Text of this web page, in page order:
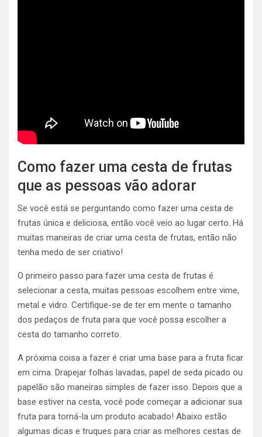
Como fazer uma cesta de frutas
que as pessoas vão adorar
Se você está se perguntando como fazer uma cesta de
frutas única e deliciosa, então você veio ao lugar certo. Há
muitas maneiras de criar uma cesta de frutas, então não
tenha medo de ser criativo!
O primeiro passo para fazer uma cesta de frutas é
selecionar a cesta, muitas pessoas escolhem entre vime,
metal e vidro. Certifique-se de ter em mente o tamanho
dos pedaços de fruta para que você possa escolher a
cesta do tamanho correto.
A próxima coisa a fazer é criar uma base para a fruta ficar
em cima. Drapejar folhas lavadas, papel de seda picado ou
papelão são maneiras simples de fazer isso. Depois que a
base estiver na cesta, você pode começar a adicionar sua
fruta para torná-la um produto acabado! Abaixo estão
algumas dicas e truques para criar as melhores cestas de